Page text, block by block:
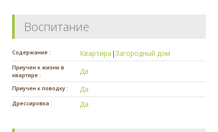
Воспитание
Содержание : Квартира |Загородный дом
Приучен к жизни в
квартире :
Да
Приучен к поводку : Да
Дрессировка : Да